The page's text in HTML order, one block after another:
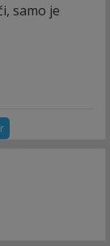
samo je